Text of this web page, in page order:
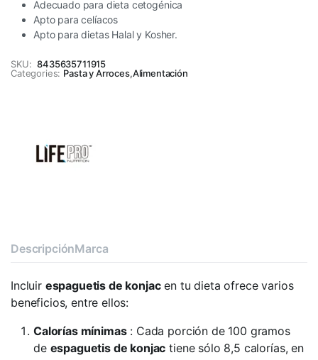
Adecuado para dieta cetogénica
Apto para celíacos
Apto para dietas Halal y Kosher.
SKU: 8435635711915
Categories: Pasta y Arroces,Alimentación
DescripciónMarca
Incluir espaguetis de konjacen tu dieta ofrece varios
beneficios, entre ellos:
Calorías mínimas: Cada porción de 100 gramos
de espaguetis de konjac tiene sólo 8,5 calorías, en